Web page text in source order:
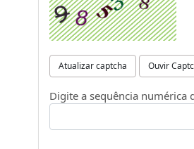
Atualizar captcha Ouvir
Digite a sequência numérica